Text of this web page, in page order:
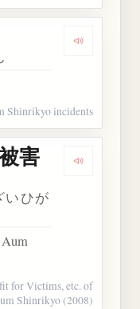
Dengarkan
Shinrikyo incidents
害
いひが
for Victims, etc. of
Shinrikyo (2008)